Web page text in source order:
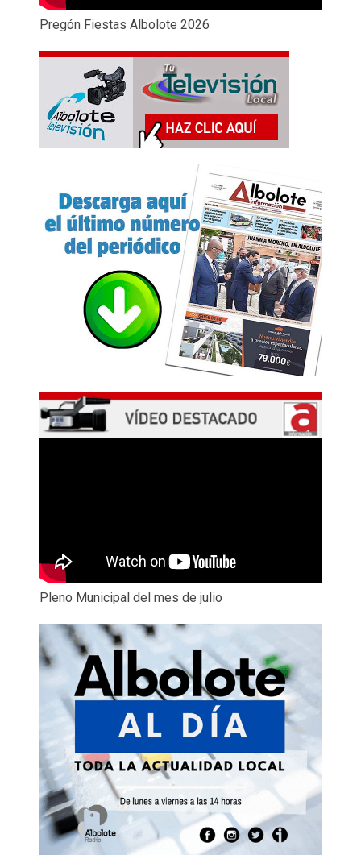
Pregón Fiestas Albolote 2026
Pleno Municipal del mes de julio